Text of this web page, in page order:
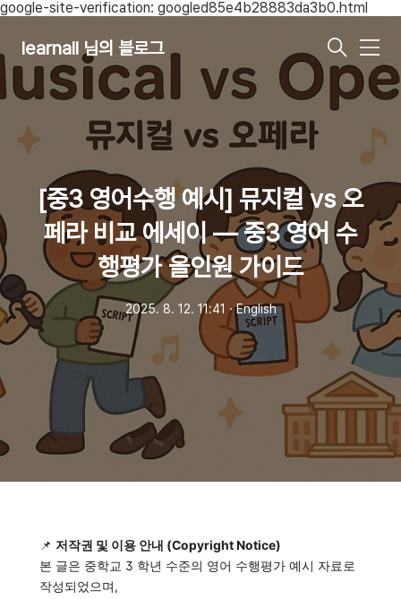
google-site-verification: googled85e4b28883da3b0.html
learnall 님의 블로그
메
뉴
[중3 영어수행 예시] 뮤지컬 vs 오
페라 비교 에세이 — 중3 영어 수
행평가 올인원 가이드
2025. 8. 12. 11:41 ㆍEnglish
📌 저작권 및 이용 안내 (Copyright Notice)
본 글은 중학교 3 학년 수준의 영어 수행평가 예시 자료로
작성되었으며,